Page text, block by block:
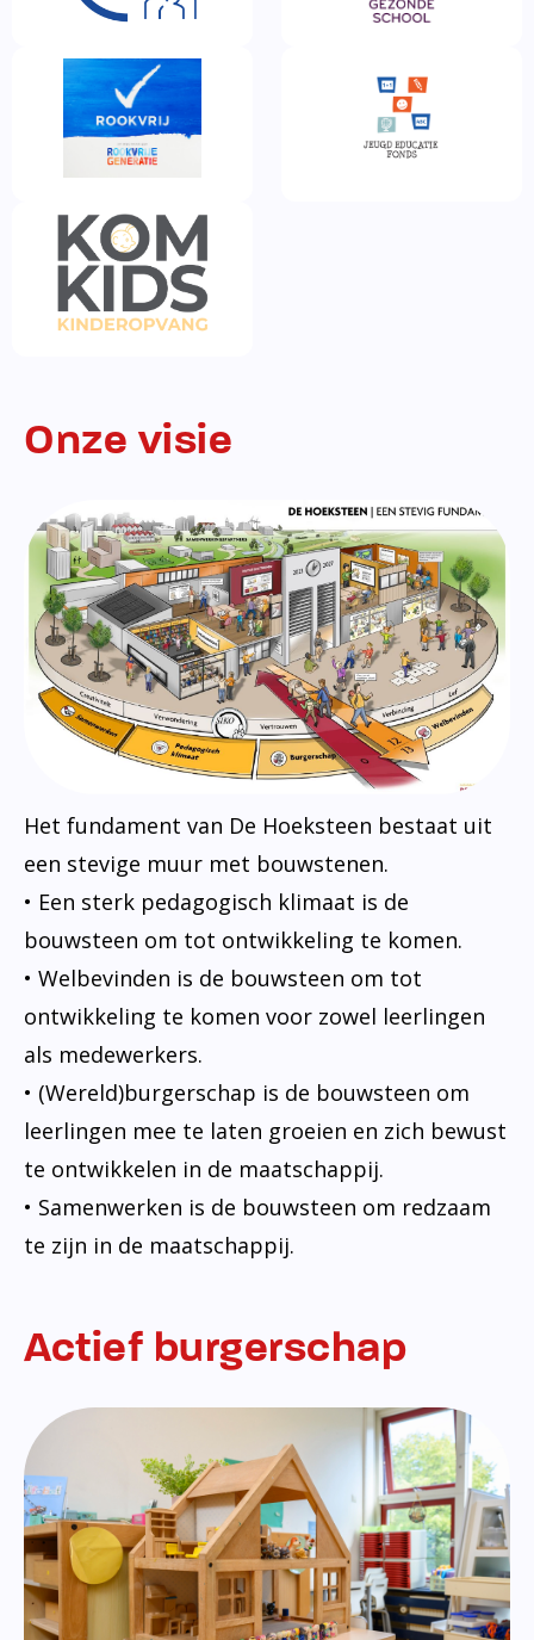
Onze visie
Het fundament van De Hoeksteen bestaat uit
een stevige muur met bouwstenen.
• Een sterk pedagogisch klimaat is de
bouwsteen om tot ontwikkeling te komen.
• Welbevinden is de bouwsteen om tot
ontwikkeling te komen voor zowel leerlingen
als medewerkers.
• (Wereld)burgerschap is de bouwsteen om
leerlingen mee te laten groeien en zich bewust
te ontwikkelen in de maatschappij.
• Samenwerken is de bouwsteen om redzaam
te zijn in de maatschappij.
Actief burgerschap